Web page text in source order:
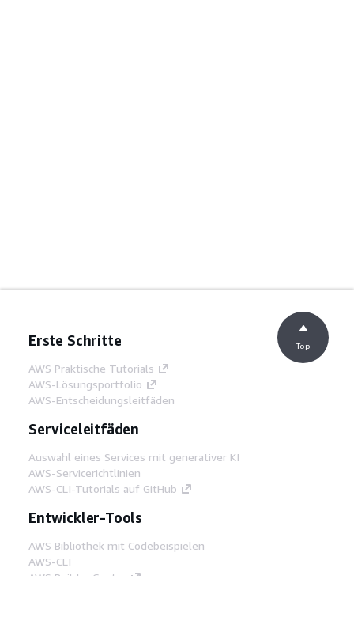
Erste Schritte
AWS Praktische Tutorials
AWS-Lösungsportfolio
AWS-Entscheidungsleitfäden
Serviceleitfäden
Auswahl eines Services mit generativer KI
AWS-Servicerichtlinien
AWS-CLI-Tutorials auf GitHub
Entwickler-Tools
AWS Bibliothek mit Codebeispielen
AWS-CLI
AWS Builder Center
Top